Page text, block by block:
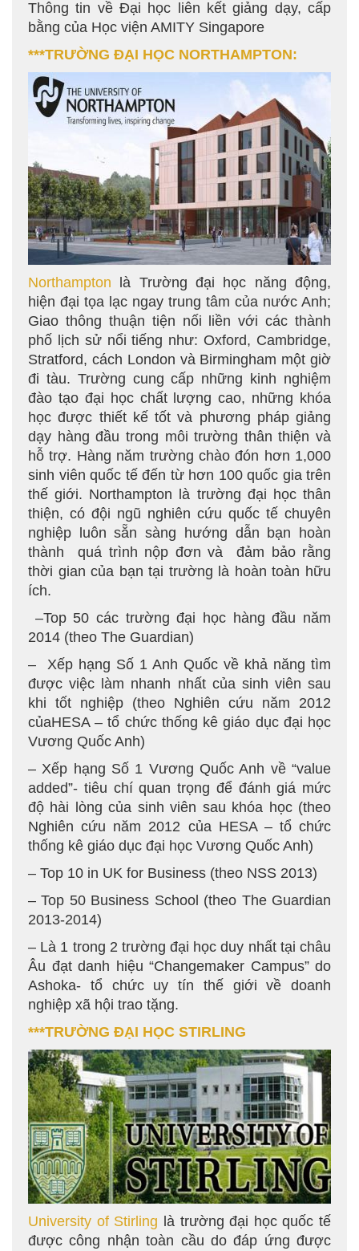
Thông tin về Đại học liên kết giảng dạy, cấp
bằng của Học viện AMITY Singapore
***TRƯỜNG ĐẠI HỌC NORTHAMPTON:
Northampton
là Trường đại học năng động,
hiện đại tọa lạc ngay trung tâm của nước Anh;
Giao thông thuận tiện nối liền với các thành
phố lịch sử nổi tiếng như: Oxford, Cambridge,
Stratford, cách London và Birmingham một giờ
đi tàu. Trường cung cấp những kinh nghiệm
đào tạo đại học chất lượng cao, những khóa
học được thiết kế tốt và phương pháp giảng
dạy hàng đầu trong môi trường thân thiện và
hỗ trợ. Hàng năm trường chào đón hơn 1,000
sinh viên quốc tế đến từ hơn 100 quốc gia trên
thế giới. Northampton là trường đại học thân
thiện, có đội ngũ nghiên cứu quốc tế chuyên
nghiệp luôn sẵn sàng hướng dẫn bạn hoàn
thành quá trình nộp đơn và đảm bảo rằng
thời gian của bạn tại trường là hoàn toàn hữu
ích.
–Top 50 các trường đại học hàng đầu năm
2014 (theo The Guardian)
– Xếp hạng Số 1 Anh Quốc về khả năng tìm
được việc làm nhanh nhất của sinh viên sau
khi tốt nghiệp (theo Nghiên cứu năm 2012
củaHESA – tổ chức thống kê giáo dục đại học
Vương Quốc Anh)
– Xếp hạng Số 1 Vương Quốc Anh về “value
added”- tiêu chí quan trọng để đánh giá mức
độ hài lòng của sinh viên sau khóa học (theo
Nghiên cứu năm 2012 của HESA – tổ chức
thống kê giáo dục đại học Vương Quốc Anh)
– Top 10 in UK for Business (theo NSS 2013)
– Top 50 Business School (theo The Guardian
2013-2014)
– Là 1 trong 2 trường đại học duy nhất tại châu
Âu đạt danh hiệu “Changemaker Campus” do
Ashoka- tổ chức uy tín thế giới về doanh
nghiệp xã hội trao tặng.
***TRƯỜNG ĐẠI HỌC STIRLING
University of Stirling là trường đại học quốc tế
được công nhận toàn cầu do đáp ứng được